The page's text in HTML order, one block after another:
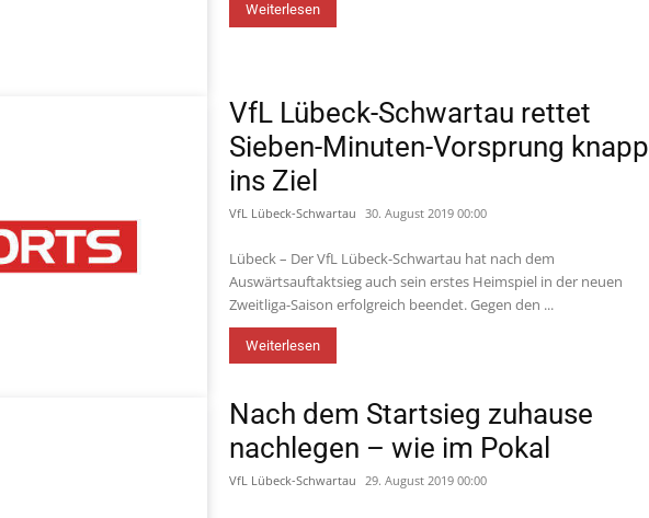
Weiterlesen
VfL Lübeck-Schwartau rettet
Sieben-Minuten-Vorsprung knapp
ins Ziel
VfL Lübeck-Schwartau 30. August 2019 00:00
Lübeck – Der VfL Lübeck-Schwartau hat nach dem
Auswärtsauftaktsieg auch sein erstes Heimspiel in der neuen
Zweitliga-Saison erfolgreich beendet. Gegen den ...
Weiterlesen
Nach dem Startsieg zuhause
nachlegen – wie im Pokal
VfL Lübeck-Schwartau 29. August 2019 00:00